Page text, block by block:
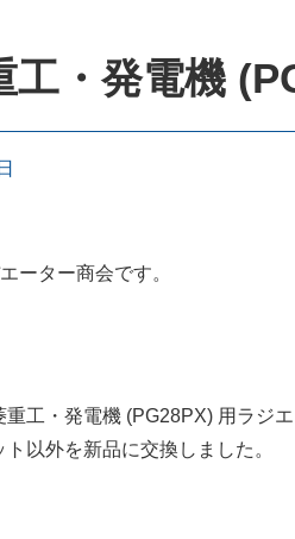
工・発電機
ーター商会です。
重工・発電機 (PG28PX) 用ラジ
以外を新品に交換しました。